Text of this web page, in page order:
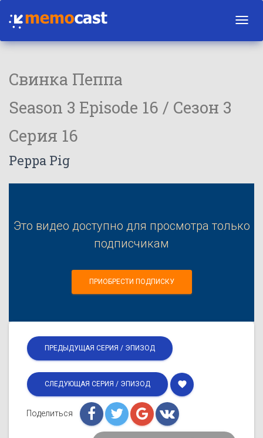
Свинка Пеппа
Season 3 Episode 16 / Сезон 3
Серия 16
Peppa Pig
Это видео доступно для просмотра только
подписчикам
ПРИОБРЕСТИ ПОДПИСКУ
ПРЕДЫДУЩАЯ СЕРИЯ / ЭПИЗОД
СЛЕДУЮЩАЯ СЕРИЯ / ЭПИЗОД favorite
Поделиться